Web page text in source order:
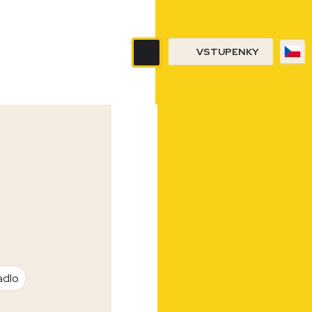
VSTUPENKY